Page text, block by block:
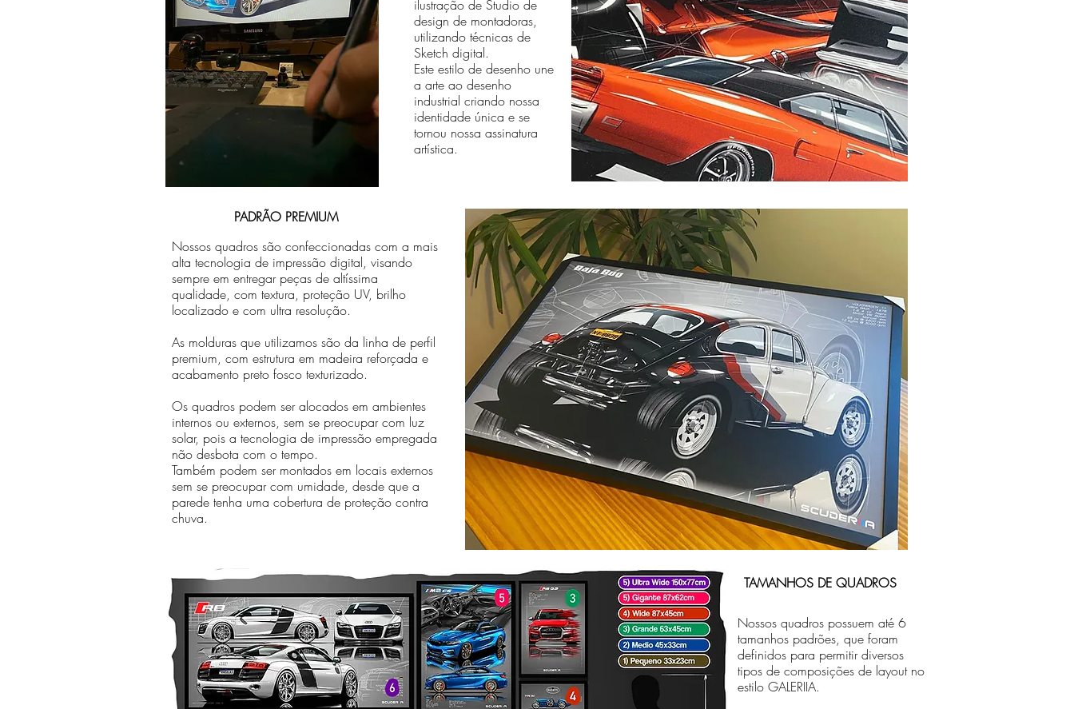
ilustração de Studio de
design de montadoras,
utilizando técnicas de
Sketch digital.
Este estilo de desenho une
a arte ao desenho
industrial criando nossa
identidade única e se
tornou nossa assinatura
artística.
PADRÃO PREMIUM
Nossos quadros são confeccionadas com a mais
alta tecnologia de impressão digital, visando
sempre em entregar peças de altíssima
qualidade, com textura, proteção UV, brilho
localizado e com ultra resolução.
As molduras que utilizamos são da linha de perfil
premium, com estrutura em madeira reforçada e
acabamento preto fosco texturizado.
Os quadros podem ser alocados em ambientes
internos ou externos, sem se preocupar com luz
solar, pois a tecnologia de impressão empregada
não desbota com o tempo.
Também podem ser montados em locais externos
sem se preocupar com umidade, desde que a
parede tenha uma cobertura de proteção contra
chuva.
TAMANHOS DE QUADROS
Nossos quadros possuem até 6
tamanhos padrões, que foram
definidos para permitir diversos
tipos de composições de layout no
estilo GALERIIA.